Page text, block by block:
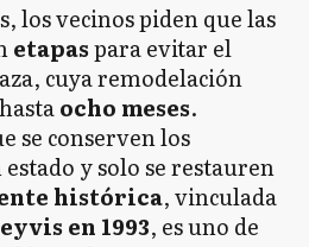
los vecinos piden que las
etapaspara evitar el
cuya remodelación
ocho meses.
se conserven los
y solo se restauren
histórica, vinculada
en 1993, es uno de